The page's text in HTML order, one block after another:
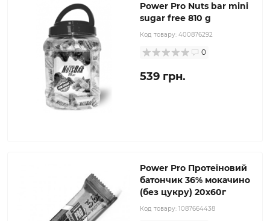
Power Pro Nuts bar mini
sugar free 810 g
Код товару: 400876292
0
539 грн.
Power Pro Протеїновий
батончик 36% мокачино
(без цукру) 20х60г
Код товару: 1087664438